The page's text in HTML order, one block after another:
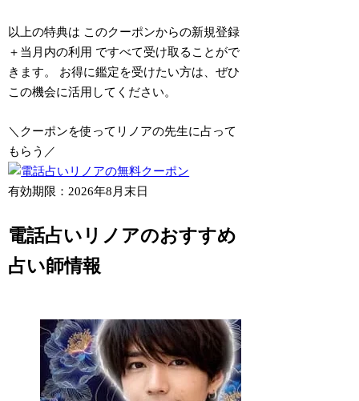
以上の特典は このクーポンからの新規登録
＋当月内の利用 ですべて受け取ることがで
きます。 お得に鑑定を受けたい方は、ぜひ
この機会に活用してください。
＼クーポンを使ってリノアの先生に占って
もらう／
有効期限：2026年8月末日
電話占いリノアのおすすめ
占い師情報